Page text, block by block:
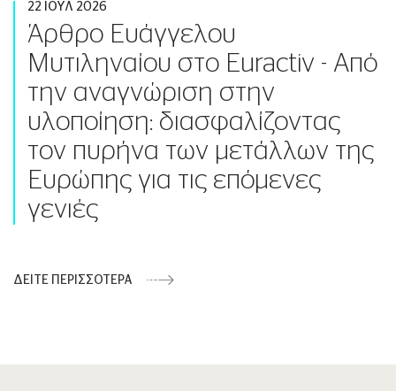
22 ΙΟΥΛ 2026
Άρθρο Ευάγγελου
Μυτιληναίου στο Euractiv - Από
την αναγνώριση στην
υλοποίηση: διασφαλίζοντας
τον πυρήνα των μετάλλων της
Ευρώπης για τις επόμενες
γενιές
ΔΕΙΤΕ ΠΕΡΙΣΣΟΤΕΡΑ